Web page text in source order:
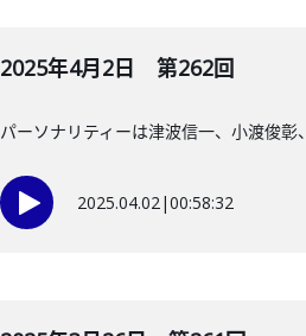
2025年4月2日 第262回
パーソナリティーは津波信一、小渡俊
2025.04.02|00:58:32